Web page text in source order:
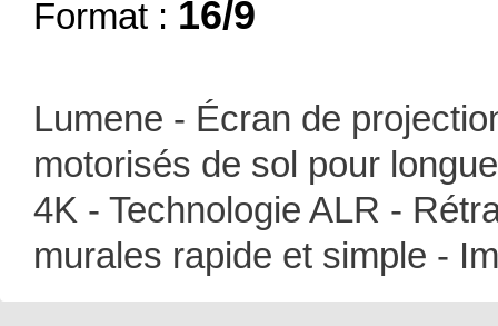
Format : 16/9
Lumene - Écran de
motorisés de sol pour
4K - Technologie ALR -
murales rapide et simple -